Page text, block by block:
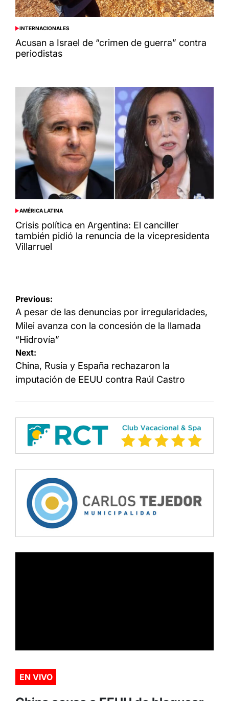
POSTED
IN
INTERNACIONALES
Acusan a Israel de “crimen de guerra” contra
periodistas
POSTED
IN
AMÉRICA LATINA
Crisis política en Argentina: El canciller
también pidió la renuncia de la vicepresidenta
Villarruel
Navegación
de
entradas
Previous:
A pesar de las denuncias por irregularidades,
Milei avanza con la concesión de la llamada
“Hidrovía”
Next:
China, Rusia y España rechazaron la
imputación de EEUU contra Raúl Castro
EN VIVO